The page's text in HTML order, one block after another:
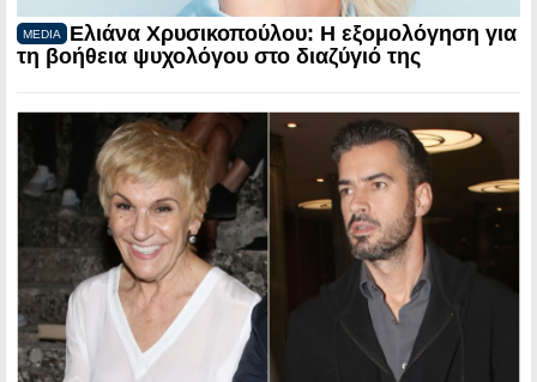
MEDIA
Ελιάνα Χρυσικοπούλου: Η εξομολόγηση για
τη βοήθεια ψυχολόγου στο διαζύγιό της